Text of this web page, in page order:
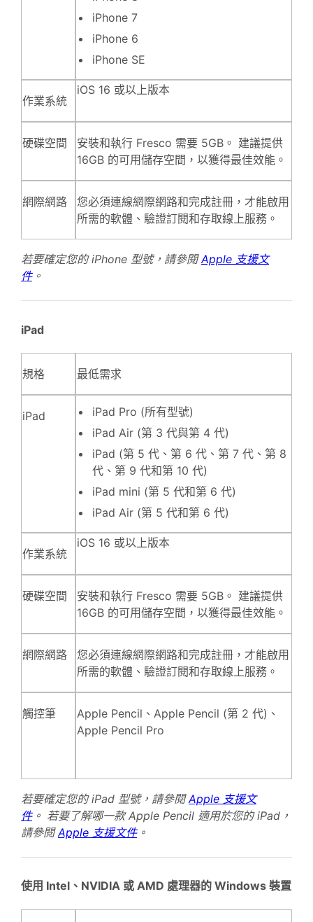
iPhone 7
iPhone 6
iPhone SE
作業系統
iOS 16 或以上版本
硬碟空間
安裝和執行 Fresco 需要 5GB。 建議提供
16GB 的可用儲存空間，以獲得最佳效能。
網際網路
您必須連線網際網路和完成註冊，才能啟用
所需的軟體、驗證訂閱和存取線上服務。
若要確定您的 iPhone 型號，請參閱Apple 支援文
件。
iPad
規格 最低需求
iPad
iPad Pro (所有型號)
iPad Air (第 3 代與第 4 代)
iPad (第 5 代、第 6 代、第 7 代、第 8
代、第 9 代和第 10 代)
iPad mini (第 5 代和第 6 代)
iPad Air (第 5 代和第 6 代)
作業系統
iOS 16 或以上版本
硬碟空間
安裝和執行 Fresco 需要 5GB。 建議提供
16GB 的可用儲存空間，以獲得最佳效能。
網際網路
您必須連線網際網路和完成註冊，才能啟用
所需的軟體、驗證訂閱和存取線上服務。
觸控筆
Apple Pencil、Apple Pencil (第 2 代)、
Apple Pencil Pro
若要確定您的 iPad 型號，請參閱Apple 支援文
件。 若要了解哪一款 Apple Pencil 適用於您的 iPad，
請參閱Apple 支援文件。
使用 Intel、NVIDIA 或 AMD 處理器的 Windows 裝置